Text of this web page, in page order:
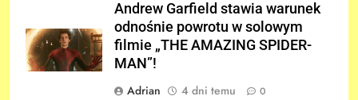
Andrew Garfield stawia warunek
odnośnie powrotu w solowym
filmie „THE AMAZING SPIDER-
MAN”!
Adrian
4 dni temu 0